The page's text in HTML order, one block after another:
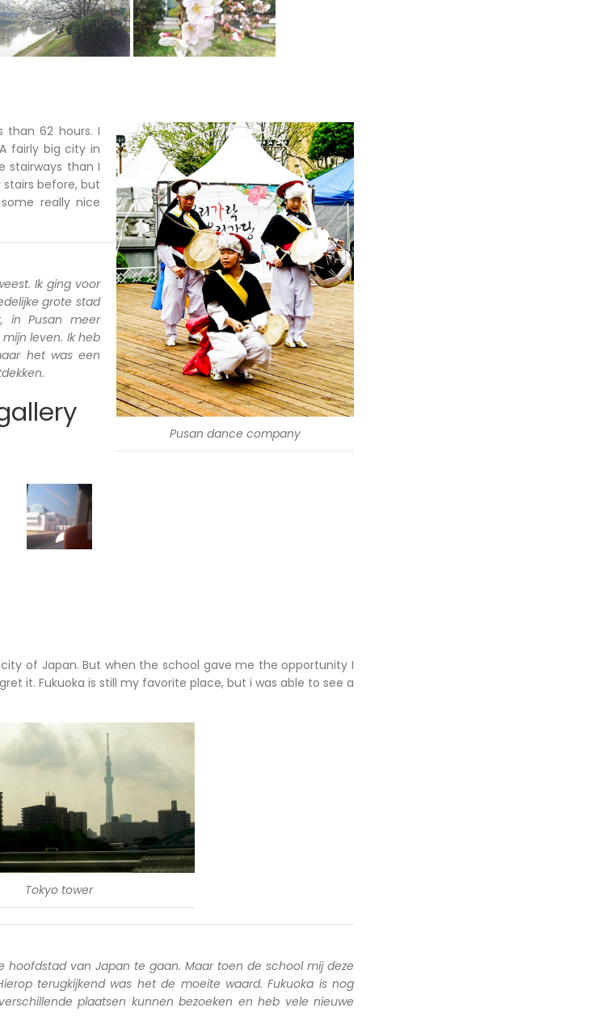
Pusan dance company
than 62 hours. I
fairly big city in
stairways than I
before, but
really nice
Ik ging voor
grote stad
in Pusan meer
leven. Ik heb
het was een
of Japan. But when the school gave me the opportunity I
it. Fukuoka is still my favorite place, but i was able to see a
Tokyo tower
van Japan te gaan. Maar toen de school mij deze
terugkijkend was het de moeite waard. Fukuoka is nog
plaatsen kunnen bezoeken en heb vele nieuwe